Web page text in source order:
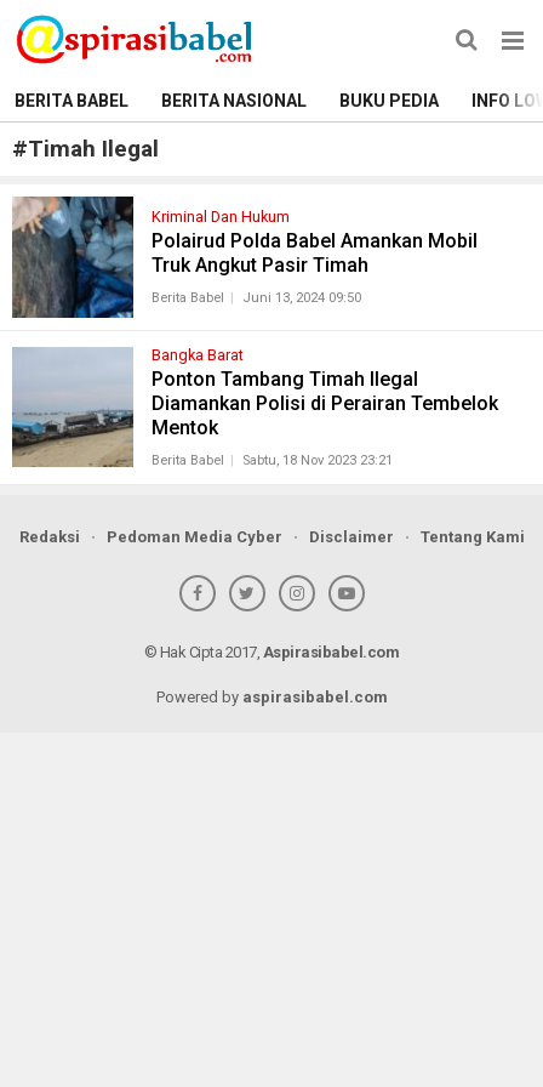
BERITA BABEL BERITA NASIONAL BUKU PEDIA INFO
#Timah Ilegal
Kriminal Dan Hukum
Polairud Polda Babel Amankan Mobil
Truk Angkut Pasir Timah
Berita Babel Juni 13, 2024 09:50
Bangka Barat
Ponton Tambang Timah Ilegal
Diamankan Polisi di Perairan Tembelok
Mentok
Berita Babel Sabtu, 18 Nov 2023 23:21
Redaksi Pedoman Media Cyber Disclaimer Tentang Kami
© Hak Cipta 2017, Aspirasibabel.com
Powered by aspirasibabel.com